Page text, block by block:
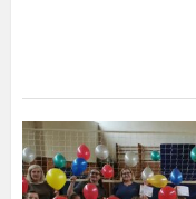
Sporto
šventė